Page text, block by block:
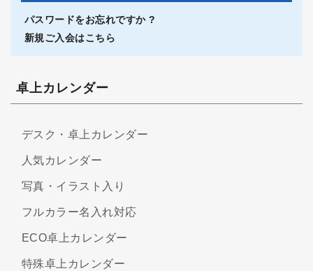
パスワードをお忘れですか ?
新規ご入会はこちら
卓上カレンダー
デスク・卓上カレンダー
人気カレンダー
写真・イラスト入り
フルカラー名入れ対応
ECO卓上カレンダー
特殊卓上カレンダー